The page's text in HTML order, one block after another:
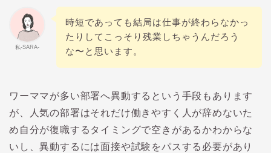
私-SARA-
時短であっても結局は仕事が終わらなかっ
たりしてこっそり残業しちゃうんだろう
な〜と思います。
ワーママが多い部署へ異動するという手段もあります
が、人気の部署はそれだけ働きやすく人が辞めないた
め自分が復職するタイミングで空きがあるかわからな
いし、異動するには面接や試験をパスする必要があり